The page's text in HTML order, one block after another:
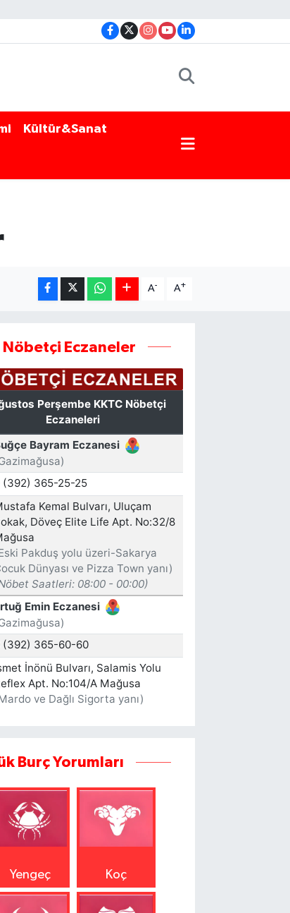
Kültür&Sanat
A- A+
Nöbetçi Eczaneler
Burç Yorumları
Yengeç Koç